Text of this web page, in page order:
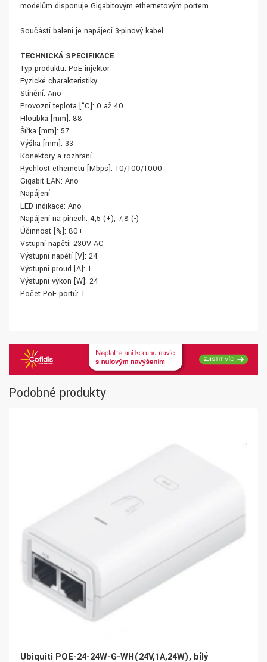
modelům disponuje Gigabitovým ethernetovým portem.
Součástí balení je napájecí 3-pinový kabel.
TECHNICKÁ SPECIFIKACE
Typ produktu: PoE injektor
Fyzické charakteristiky
Stínění: Ano
Provozní teplota [°C]: 0 až 40
Hloubka [mm]: 88
Šířka [mm]: 57
Výška [mm]: 33
Konektory a rozhraní
Rychlost ethernetu [Mbps]: 10/100/1000
Gigabit LAN: Ano
Napájení
LED indikace: Ano
Napájení na pinech: 4,5 (+), 7,8 (-)
Účinnost [%]: 80+
Vstupní napětí: 230V AC
Výstupní napětí [V]: 24
Výstupní proud [A]: 1
Výstupní výkon [W]: 24
Počet PoE portů: 1
Podobné produkty
Ubiquiti POE-24-24W-G-WH(24V,1A,24W), bílý